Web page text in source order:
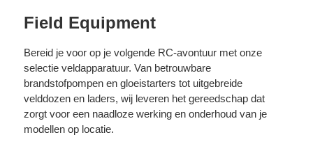
Field Equipment
Bereid je voor op je volgende RC-avontuur met onze
selectie veldapparatuur. Van betrouwbare
brandstofpompen en gloeistarters tot uitgebreide
velddozen en laders, wij leveren het gereedschap dat
zorgt voor een naadloze werking en onderhoud van je
modellen op locatie.